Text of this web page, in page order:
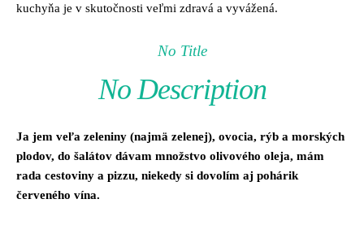
kuchyňa je v skutočnosti veľmi zdravá a vyvážená.
No Title
No Description
Ja jem veľa zeleniny (najmä zelenej), ovocia, rýb a morských
plodov, do šalátov dávam množstvo olivového oleja, mám
rada cestoviny a pizzu, niekedy si dovolím aj pohárik
červeného vína.